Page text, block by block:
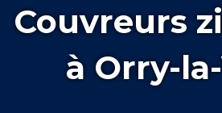
Couvreurs
à Orry-